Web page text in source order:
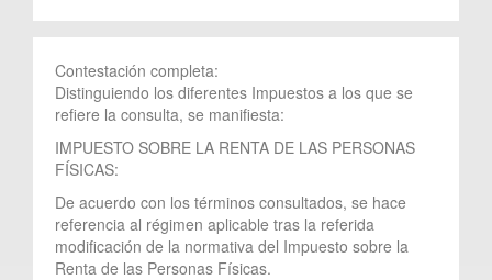
Contestación completa:
Distinguiendo los diferentes Impuestos a los que se
refiere la consulta, se manifiesta:
IMPUESTO SOBRE LA RENTA DE LAS PERSONAS
FÍSICAS:
De acuerdo con los términos consultados, se hace
referencia al régimen aplicable tras la referida
modificación de la normativa del Impuesto sobre la
Renta de las Personas Físicas.